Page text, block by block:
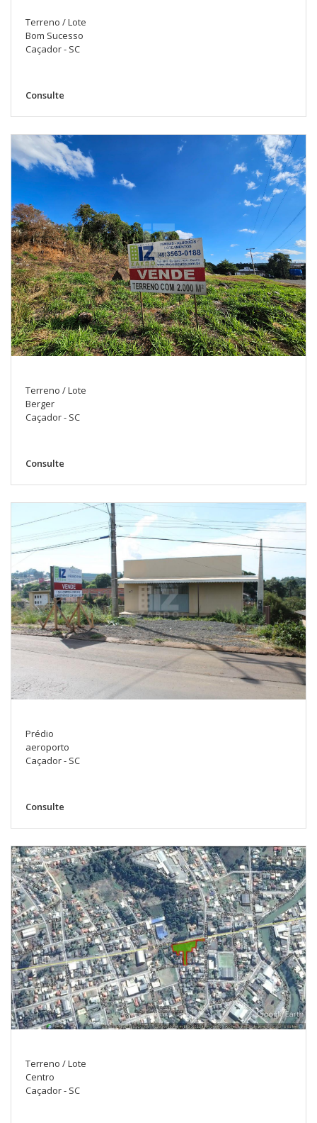
Terreno / Lote
Bom Sucesso
Caçador - SC
Consulte
Terreno / Lote
Berger
Caçador - SC
Consulte
Prédio
aeroporto
Caçador - SC
Consulte
Terreno / Lote
Centro
Caçador - SC